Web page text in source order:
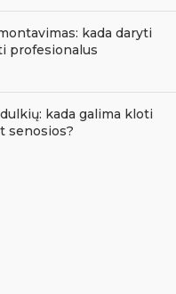
kada daryti
profesionalus
kada galima kloti
senosios?